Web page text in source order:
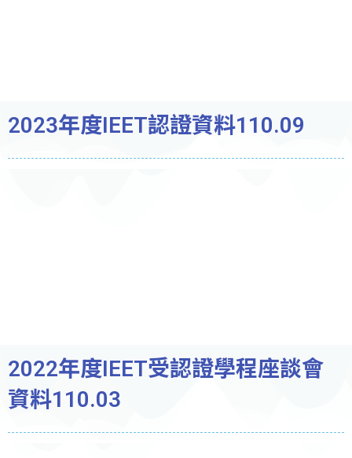
2023年度IEET認證資料110.09
2022年度IEET受認證學程座談會
資料110.03